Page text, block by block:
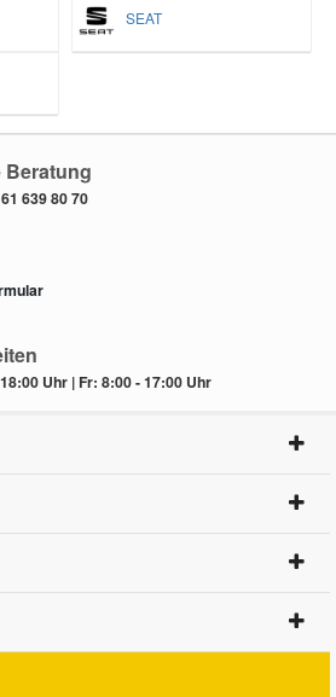
SEAT
Beratung
639 80 70
Uhr | Fr: 8:00 - 17:00 Uhr